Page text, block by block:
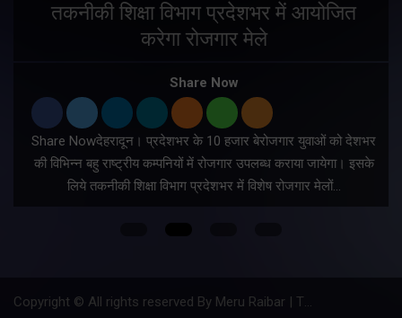
तकनीकी शिक्षा विभाग प्रदेशभर में आयोजित
करेगा रोजगार मेले
Share Now
Share Nowदेहरादून। प्रदेशभर के 10 हजार बेरोजगार युवाओं को देशभर
की विभिन्न बहु राष्ट्रीय कम्पनियों में रोजगार उपलब्ध कराया जायेगा। इसके
लिये तकनीकी शिक्षा विभाग प्रदेशभर में विशेष रोजगार मेलों…
Copyright © All rights reserved By Meru Raibar | Theme by